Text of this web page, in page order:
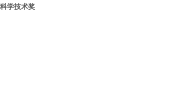
学技术奖